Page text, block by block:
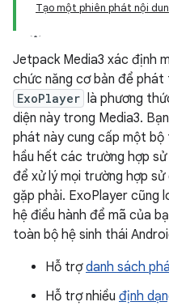
Tạo một phiên phát nội
Jetpack Media3 xác định
chức năng cơ bản để
ExoPlayer là phương
diện này trong Media3.
phát này cung cấp một bộ
hầu hết các trường hợp
để xử lý mọi trường hợp
gặp phải. ExoPlayer cũng
hệ điều hành để mã của
toàn bộ hệ sinh thái
Hỗ trợdanh sách
Hỗ trợ nhiều định